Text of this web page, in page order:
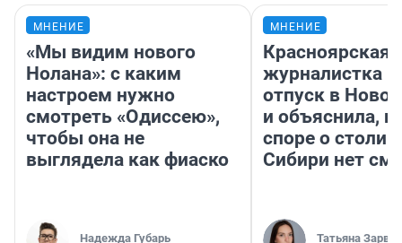
МНЕНИЕ
«Мы видим нового
Нолана»: с каким
настроем нужно
смотреть «Одиссею»,
чтобы она не
выглядела как фиаско
Надежда Губарь
МНЕНИЕ
Красноярская
журналистка
отпуск в
и объяснила,
споре о
Сибири нет
Татьяна Зарва